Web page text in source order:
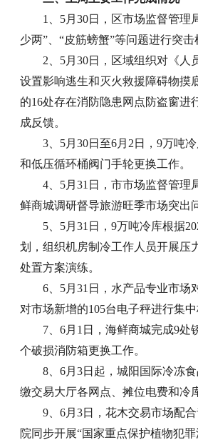
1、5月30日，区市场监督管理
少两”、“皮筋螃蟹”等问题进行突击
2、5月30日，区域组织对《人
设置影响逃生和灭火救援障碍物摸
的16处存在消防隐患网点防盗窗进
成反馈。
3、5月30日至6月2日，9万吨
和低压循环桶阀门手轮更换工作。
4、5月31日，市市场监督管理
鲜商城调研督导旅游旺季市场突出
5、5月31日，9万吨冷库根据
划，组织机房制冷工作人员开展压
处置方案演练。
6、5月31日，水产品专业市场
对市场新增的105台电子秤进行集中
7、6月1日，海鲜商城完成9处
个破损消防箱更换工作。
8、6月3日起，城阳国际冷冻
缴交易大厅各网点、摊位电费和冷
9、6月3日，花木交易市场配
院同步开展“国家重点保护植物犯